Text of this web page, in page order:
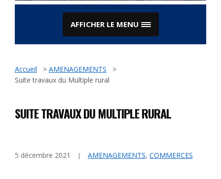
AFFICHER LE MENU
Accueil > AMENAGEMENTS
>
Suite travaux du Multiple rural
SUITE TRAVAUX DU MULTIPLE RURAL
5 décembre 2021 AMENAGEMENTS, COMMERCES